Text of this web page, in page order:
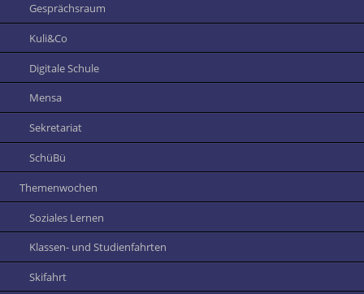
Gesprächsraum
Kuli&Co
Digitale Schule
Mensa
Sekretariat
SchüBü
Themenwochen
Soziales Lernen
Klassen- und Studienfahrten
Skifahrt